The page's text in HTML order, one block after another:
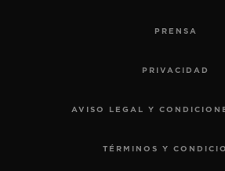
PRENSA
PRIVACIDAD
AVISO LEGAL Y
TÉRMINOS Y